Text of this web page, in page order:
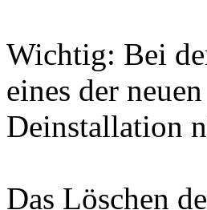
Wichtig: Bei
eines der
Deinstallation
Das Löschen